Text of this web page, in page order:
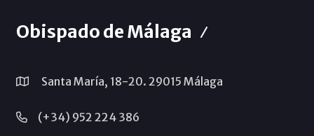
Obispado de Málaga
Santa María, 18-20. 29015 Málaga
(+34) 952 224 386